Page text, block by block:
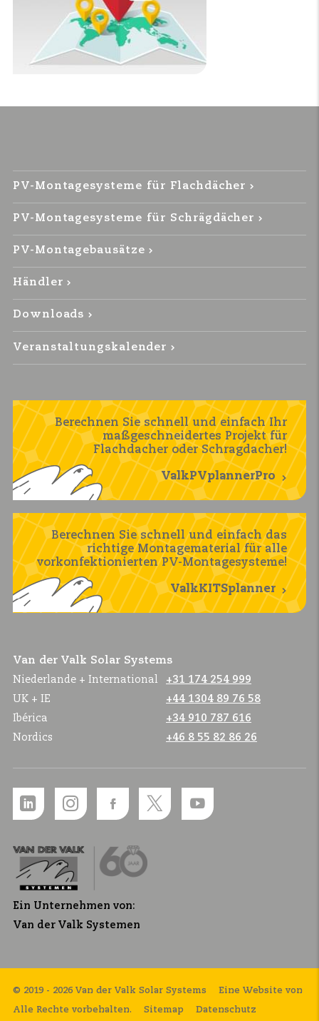
PV-Montagesysteme für Flachdächer
PV-Montagesysteme für Schrägdächer
PV-Montagebausätze
Händler
Downloads
Veranstaltungskalender
Berechnen Sie schnell und einfach Ihr
maßgeschneidertes Projekt für
Flachdacher oder Schragdacher!
ValkPVplannerPro
Berechnen Sie schnell und einfach das
richtige Montagematerial für alle
vorkonfektionierten PV-Montagesysteme!
ValkKITSplanner
Van der Valk Solar Systems
Niederlande + International
+31 174 254 999
UK + IE
+44 1304 89 76 58
Ibérica
+34 910 787 616
Nordics
+46 8 55 82 86 26
Ein Unternehmen von:
Van der Valk Systemen
© 2019 - 2026 Van der Valk Solar Systems
Alle Rechte vorbehalten. Sitemap Datenschutz
Eine Website von